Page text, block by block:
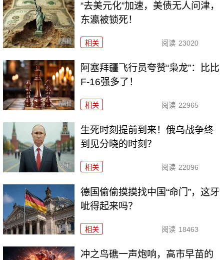
“去美元化”加速，美债无人问津，
东瀛被锁死！
相关 阅读 23020
阿塞拜疆飞行员夸赞“枭龙”：比比
F-16强多了！
相关 阅读 22965
生死时刻提前到来！俄乌战争终
到见分晓的时刻？
相关 阅读 22096
德国偷偷摸摸找中国“命门”，这牙
呲得起来吗？
相关 阅读 18463
冲之鸟礁一声炮响，高市早苗的